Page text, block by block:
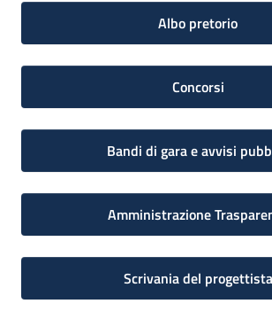
Albo pretorio
Concorsi
Bandi di gara e avvisi
Amministrazione
Scrivania del progettista